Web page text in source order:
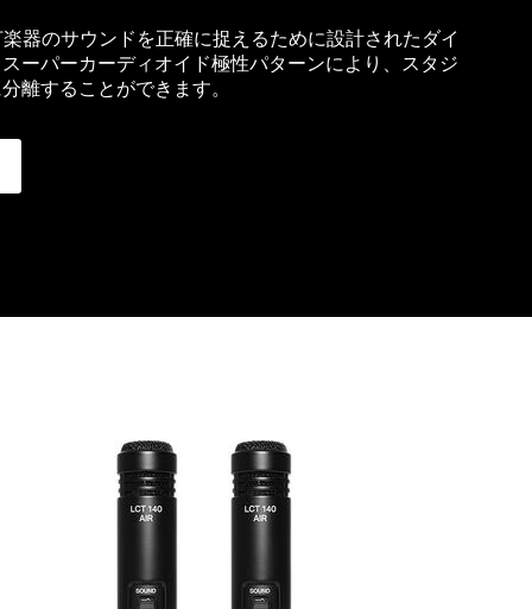
器のサウンドを正確に捉えるために設計されたダイ
ーパーカーディオイド極性パターンにより、スタジ
離することができます。